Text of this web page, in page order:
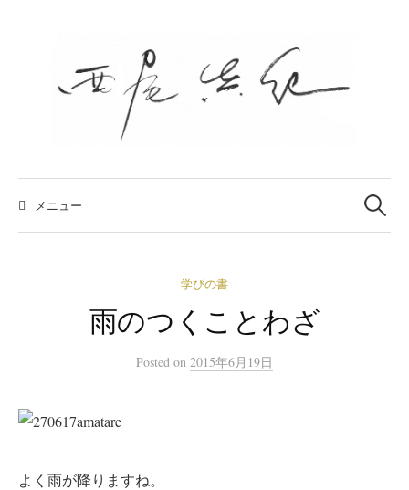
キ
ッ
プ
メニュー
検
索:
学びの書
雨のつくことわざ
Posted on 2015年6月19日
よく雨が降りますね。